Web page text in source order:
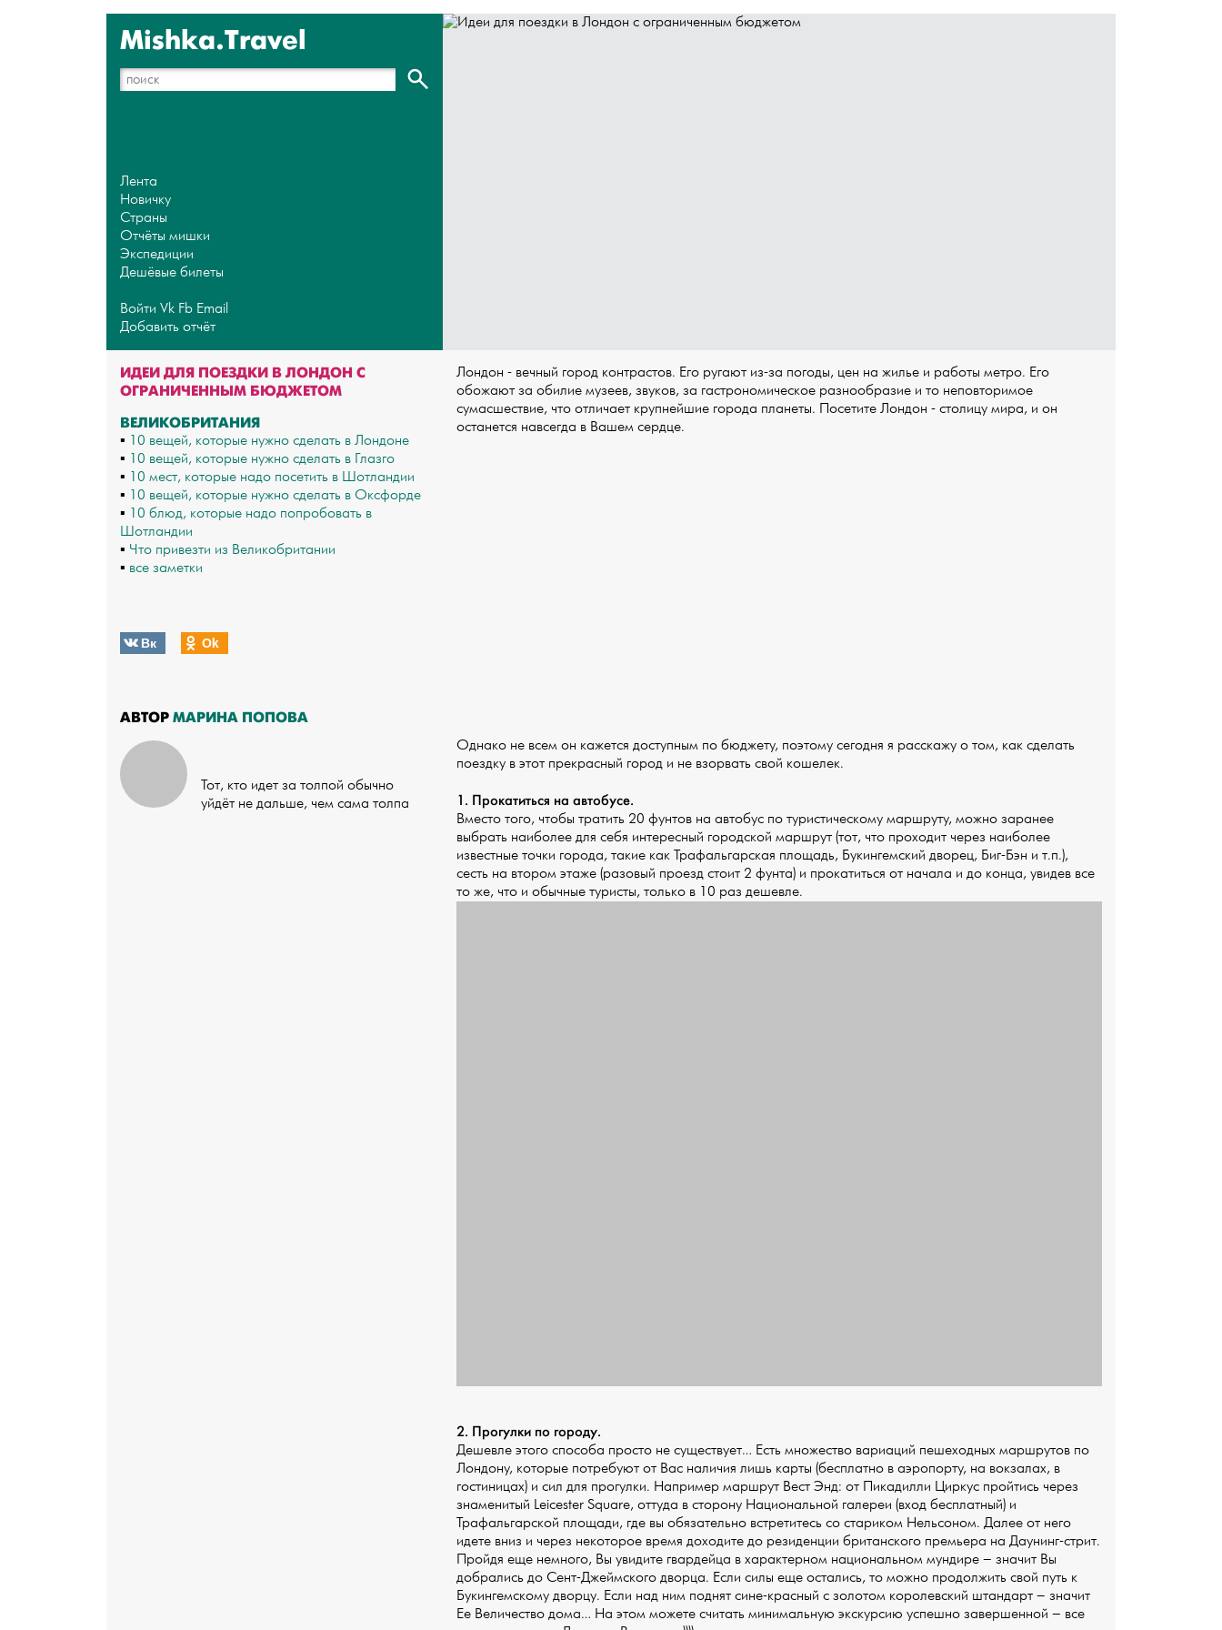
Mishka.Travel
Лента
Новичку
Страны
Отчёты мишки
Экспедиции
Дешёвые билеты
Войти Vk Fb Email
Добавить отчёт
ИДЕИ ДЛЯ ПОЕЗДКИ В ЛОНДОН С
ОГРАНИЧЕННЫМ БЮДЖЕТОМ
ВЕЛИКОБРИТАНИЯ
▪ 10 вещей, которые нужно сделать в Лондоне
▪ 10 вещей, которые нужно сделать в Глазго
▪ 10 мест, которые надо посетить в Шотландии
▪ 10 вещей, которые нужно сделать в Оксфорде
▪ 10 блюд, которые надо попробовать в
Шотландии
▪ Что привезти из Великобритании
▪ все заметки
Вк Оk
АВТОРМАРИНА ПОПОВА
Тот, кто идет за толпой обычно
уйдёт не дальше, чем сама толпа
Лондон - вечный город контрастов. Его ругают из-за погоды, цен на жилье и работы метро. Его
обожают за обилие музеев, звуков, за гастрономическое разнообразие и то неповторимое
сумасшествие, что отличает крупнейшие города планеты. Посетите Лондон - столицу мира, и он
останется навсегда в Вашем сердце.
Однако не всем он кажется доступным по бюджету, поэтому сегодня я расскажу о том, как сделать
поездку в этот прекрасный город и не взорвать свой кошелек.
1. Прокатиться на автобусе.
Вместо того, чтобы тратить 20 фунтов на автобус по туристическому маршруту, можно заранее
выбрать наиболее для себя интересный городской маршрут (тот, что проходит через наиболее
известные точки города, такие как Трафальгарская площадь, Букингемский дворец, Биг-Бэн и т.п.),
сесть на втором этаже (разовый проезд стоит 2 фунта) и прокатиться от начала и до конца, увидев все
то же, что и обычные туристы, только в 10 раз дешевле.
2. Прогулки по городу.
Дешевле этого способа просто не существует… Есть множество вариаций пешеходных маршрутов по
Лондону, которые потребуют от Вас наличия лишь карты (бесплатно в аэропорту, на вокзалах, в
гостиницах) и сил для прогулки. Например маршрут Вест Энд: от Пикадилли Циркус пройтись через
знаменитый Leicester Square, оттуда в сторону Национальной галереи (вход бесплатный) и
Трафальгарской площади, где вы обязательно встретитесь со стариком Нельсоном. Далее от него
идете вниз и через некоторое время доходите до резиденции британского премьера на Даунинг-стрит.
Пройдя еще немного, Вы увидите гвардейца в характерном национальном мундире – значит Вы
добрались до Сент-Джеймского дворца. Если силы еще остались, то можно продолжить свой путь к
Букингемскому дворцу. Если над ним поднят сине-красный с золотом королевский штандарт – значит
Ее Величество дома… На этом можете считать минимальную экскурсию успешно завершенной – все